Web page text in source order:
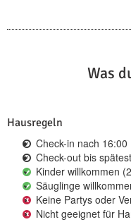
Was
Hausregeln
Check-in nach 16:00
Check-out bis
Kinder willkommen
Säuglinge
Keine Partys oder
Nicht geeignet für